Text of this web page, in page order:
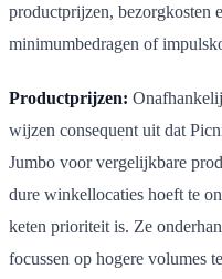
productprijzen, bezorgkosten
minimumbedragen of
Productprijzen:
wijzen consequent uit dat
Jumbo voor vergelijkbare
dure winkellocaties hoeft te
keten prioriteit is. Ze
focussen op hogere volumes